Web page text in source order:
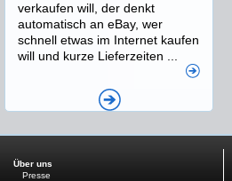
verkaufen will, der denkt
automatisch an eBay, wer
schnell etwas im Internet kaufen
will und kurze Lieferzeiten ...
Über uns
Presse